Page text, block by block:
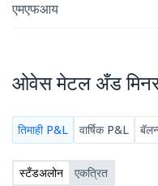
एमएफआय
ओवेस मेटल अँड
तिमाही P&L वार्षिक P&L
स्टँडअलोन एकत्रित